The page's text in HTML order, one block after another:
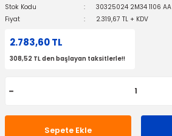
Stok Kodu
30325024 2M34 1106 AA
Fiyat
2.319,67 TL + KDV
2.783,60 TL
308,52 TL den başlayan taksitlerle!!
Sepete Ekle